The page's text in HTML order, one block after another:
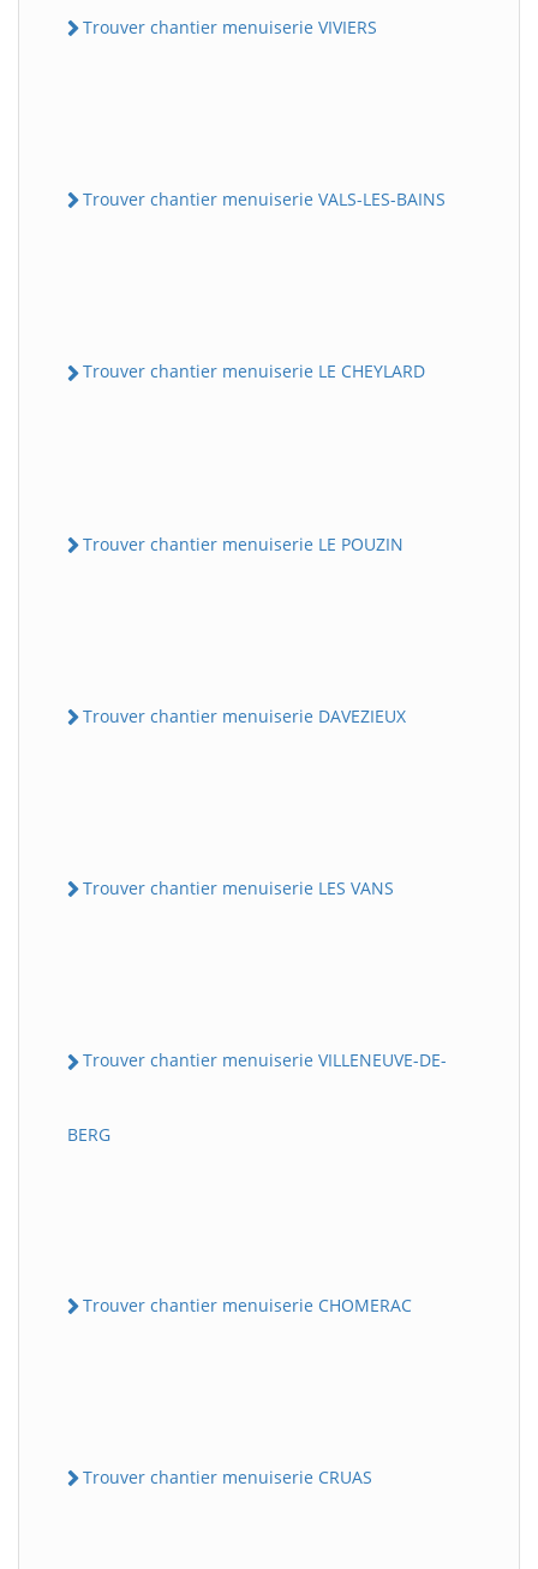
Trouver chantier menuiserie VIVIERS
Trouver chantier menuiserie VALS-LES-BAINS
Trouver chantier menuiserie LE CHEYLARD
Trouver chantier menuiserie LE POUZIN
Trouver chantier menuiserie DAVEZIEUX
Trouver chantier menuiserie LES VANS
Trouver chantier menuiserie VILLENEUVE-DE-
BERG
Trouver chantier menuiserie CHOMERAC
Trouver chantier menuiserie CRUAS